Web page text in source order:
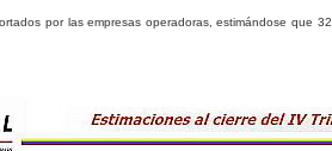
por las empresas operadoras, estimándose que